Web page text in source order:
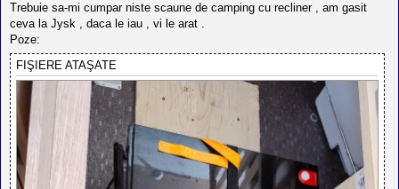
Trebuie sa-mi cumpar niste scaune de camping cu recliner , am gasit
ceva la Jysk , daca le iau , vi le arat .
Poze:
FIŞIERE ATAŞATE